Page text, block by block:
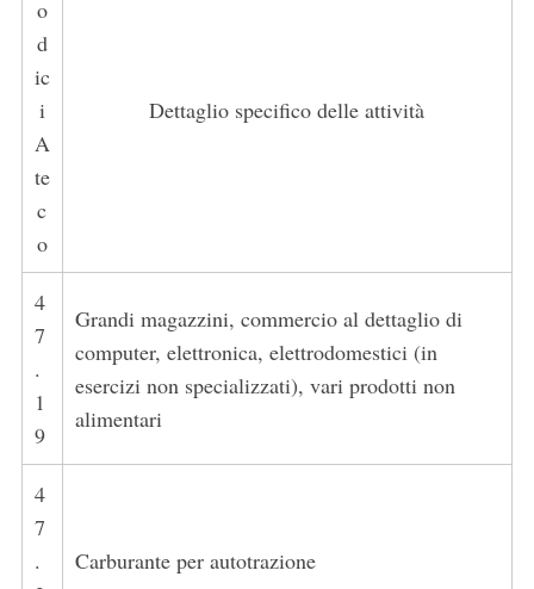
o
d
ic
i
A
te
c
o
Dettaglio specifico delle attività
4
7
.
1
9
Grandi magazzini, commercio al dettaglio di
computer, elettronica, elettrodomestici (in
esercizi non specializzati), vari prodotti non
alimentari
4
7
.
Carburante per autotrazione